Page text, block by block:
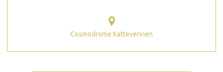
Cosmodrome Kattevennen